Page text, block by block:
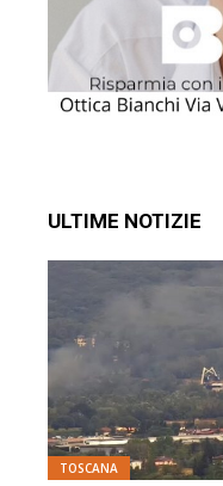
ULTIME NOTIZIE
TOSCANA